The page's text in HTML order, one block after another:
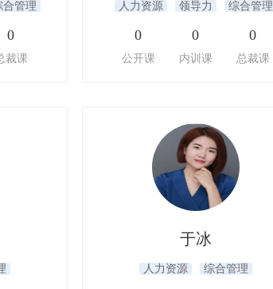
合管理
0
裁课
人力资源 领导力 综合管理
0
公开课
0
内训课
0
总裁课
于冰
人力资源 综合管理